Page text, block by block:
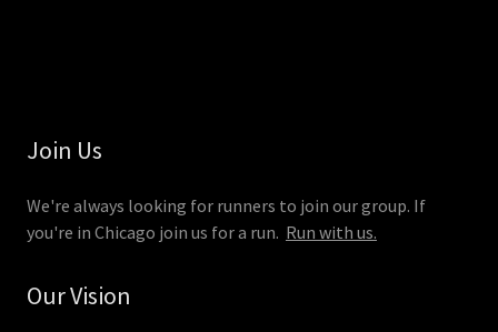
Join Us
We're always looking for runners to join our group. If
you're in Chicago join us for a run. Run with us.
Our Vision